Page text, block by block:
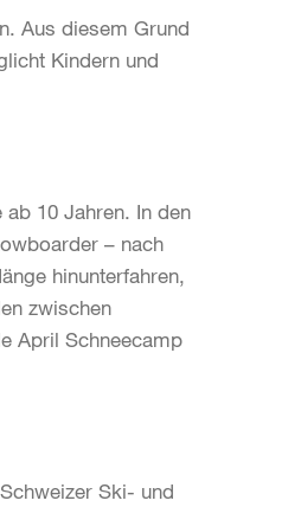
Aus diesem Grund
Kindern und
10 Jahren. In den
– nach
hinunterfahren,
zwischen
April Schneecamp
Ski- und